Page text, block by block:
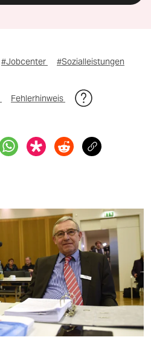
#Jobcenter #Sozialleistungen
Fehlerhinweis